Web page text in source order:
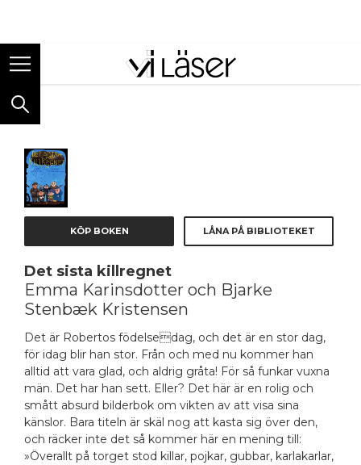
KÖP BOKEN LÅNA PÅ BIBLIOTEKET
Det sista killregnet
Emma Karinsdotter och Bjarke
Stenbæk Kristensen
Det är Robertos födelsedag, och det är en stor dag,
för idag blir han stor. Från och med nu kommer han
alltid att vara glad, och aldrig gråta! För så funkar vuxna
män. Det har han sett. Eller? Det här är en rolig och
smått absurd bilderbok om vikten av att visa sina
känslor. Bara titeln är skäl nog att kasta sig över den,
och räcker inte det så kommer här en mening till:
»Överallt på torget stod killar, pojkar, gubbar, karlakarlar,